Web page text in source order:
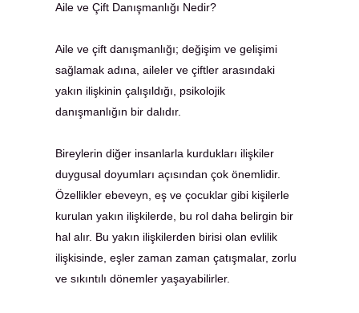
Aile ve Çift Danışmanlığı Nedir?
Aile ve çift danışmanlığı; değişim ve gelişimi
sağlamak adına, aileler ve çiftler arasındaki
yakın ilişkinin çalışıldığı, psikolojik
danışmanlığın bir dalıdır.
Bireylerin diğer insanlarla kurdukları ilişkiler
duygusal doyumları açısından çok önemlidir.
Özellikler ebeveyn, eş ve çocuklar gibi kişilerle
kurulan yakın ilişkilerde, bu rol daha belirgin bir
hal alır. Bu yakın ilişkilerden birisi olan evlilik
ilişkisinde, eşler zaman zaman çatışmalar, zorlu
ve sıkıntılı dönemler yaşayabilirler.